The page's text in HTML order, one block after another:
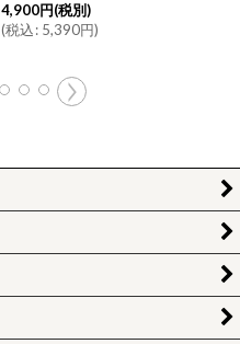
4,900円(税別)
(税込: 5,390円)